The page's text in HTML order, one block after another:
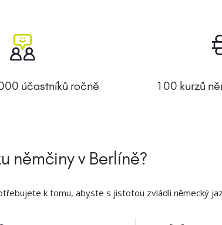
účastníků ročně 100 kurzů
němčiny v Berlíně?
k tomu, abyste s jistotou zvládli německý